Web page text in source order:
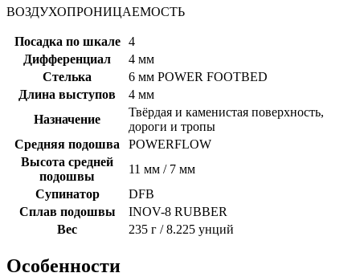
ВОЗДУХОПРОНИЦАЕМОСТЬ
Посадка по шкале
4
Дифференциал
4 мм
Стелька
6 мм POWER FOOTBED
Длина выступов
4 мм
Назначение
Твёрдая и каменистая поверхность,
дороги и тропы
Средняя подошва
POWERFLOW
Высота средней
подошвы
11 мм / 7 мм
Супинатор
DFB
Сплав подошвы
INOV-8 RUBBER
Вес
235 г / 8.225 унций
Особенности